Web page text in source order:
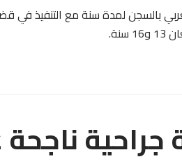
بالسجن لمدة سنة مع التنفيذ في
جراحية